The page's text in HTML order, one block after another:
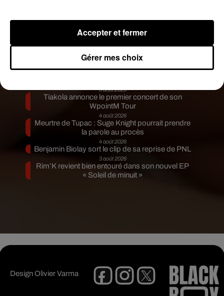
Tayc et Didi B dévoilent le single le plus dansant
de l’année
6 août 2026
Franglish et Keblack dévoilent une session live
Russ frappe fort avec son nouveau single «
5 août 2026
Tiakola annonce le premier concert de son
WpointM Tour
4 août 2026
Meurtre de Tupac : Suge Knight pourrait prendre
la parole au procès
4 août 2026
Benjamin Biolay sort le clip de sa reprise de PNL
3 août 2026
Rim’K revient bien entouré dans son nouvel EP
« Soleil de minuit »
DesignOlivier Varma
Gérer mes choix
Accepter et fermer